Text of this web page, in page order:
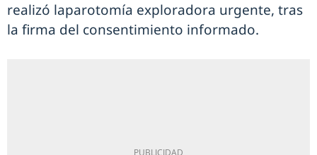
realizó laparotomía exploradora urgente, tras
la firma del consentimiento informado.